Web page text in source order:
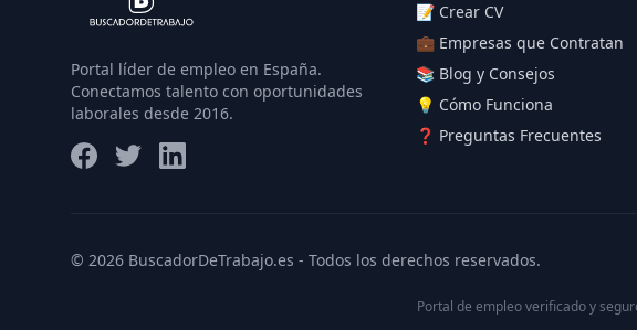
Portal líder de empleo en España.
Conectamos talento con oportunidades
laborales desde 2016.
📝 Crear CV
💼 Empresas que Contratan
📚 Blog y Consejos
💡 Cómo Funciona
❓ Preguntas Frecuentes
© 2026 BuscadorDeTrabajo.es - Todos los derechos reservados.
Portal de empleo verificado y